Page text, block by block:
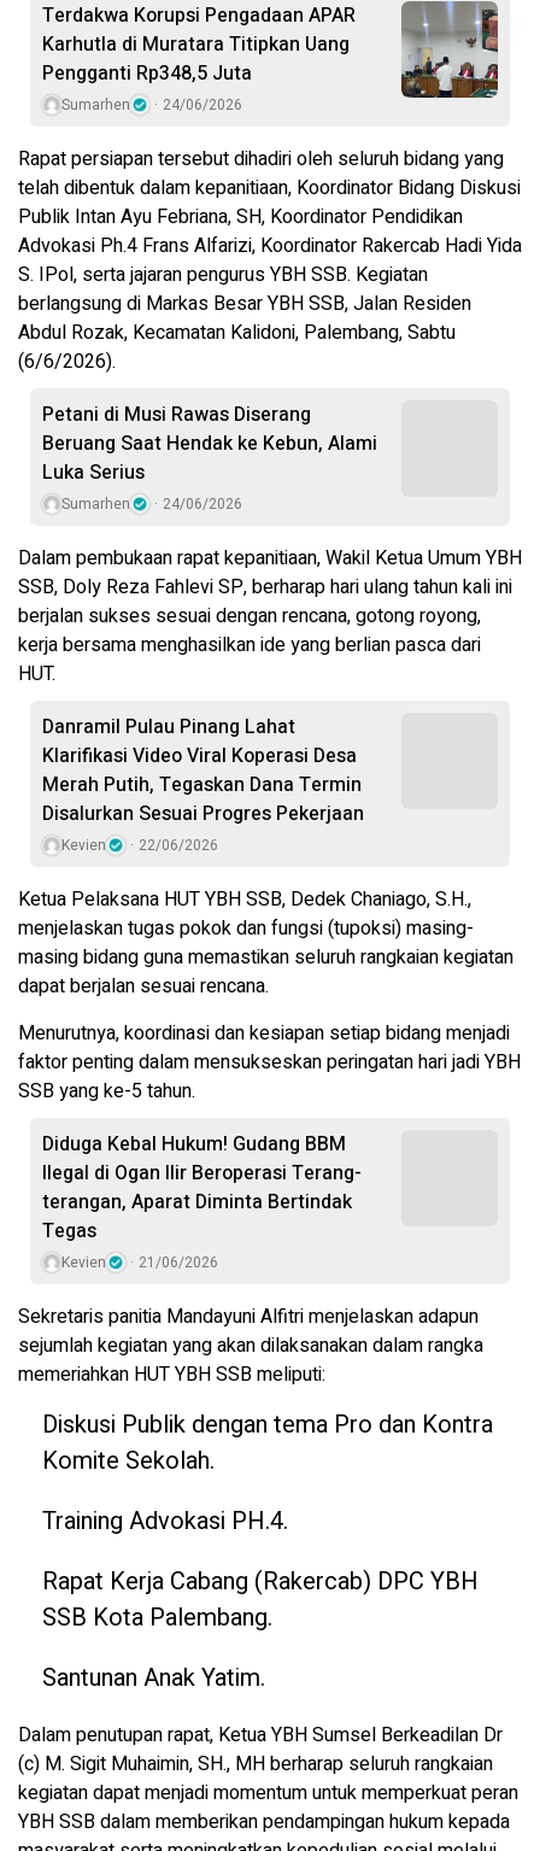
Terdakwa Korupsi Pengadaan APAR
Karhutla di Muratara Titipkan Uang
Pengganti Rp348,5 Juta
Sumarhen 24/06/2026
Rapat persiapan tersebut dihadiri oleh seluruh bidang yang
telah dibentuk dalam kepanitiaan, Koordinator Bidang Diskusi
Publik Intan Ayu Febriana, SH, Koordinator Pendidikan
Advokasi Ph.4 Frans Alfarizi, Koordinator Rakercab Hadi Yida
S. IPol, serta jajaran pengurus YBH SSB. Kegiatan
berlangsung di Markas Besar YBH SSB, Jalan Residen
Abdul Rozak, Kecamatan Kalidoni, Palembang, Sabtu
(6/6/2026).
Petani di Musi Rawas Diserang
Beruang Saat Hendak ke Kebun, Alami
Luka Serius
Sumarhen 24/06/2026
Dalam pembukaan rapat kepanitiaan, Wakil Ketua Umum YBH
SSB, Doly Reza Fahlevi SP, berharap hari ulang tahun kali ini
berjalan sukses sesuai dengan rencana, gotong royong,
kerja bersama menghasilkan ide yang berlian pasca dari
HUT.
Danramil Pulau Pinang Lahat
Klarifikasi Video Viral Koperasi Desa
Merah Putih, Tegaskan Dana Termin
Disalurkan Sesuai Progres Pekerjaan
Kevien 22/06/2026
Ketua Pelaksana HUT YBH SSB, Dedek Chaniago, S.H.,
menjelaskan tugas pokok dan fungsi (tupoksi) masing-
masing bidang guna memastikan seluruh rangkaian kegiatan
dapat berjalan sesuai rencana.
Menurutnya, koordinasi dan kesiapan setiap bidang menjadi
faktor penting dalam mensukseskan peringatan hari jadi YBH
SSB yang ke-5 tahun.
Diduga Kebal Hukum! Gudang BBM
Ilegal di Ogan Ilir Beroperasi Terang-
terangan, Aparat Diminta Bertindak
Tegas
Kevien 21/06/2026
Sekretaris panitia Mandayuni Alfitri menjelaskan adapun
sejumlah kegiatan yang akan dilaksanakan dalam rangka
memeriahkan HUT YBH SSB meliputi:
Diskusi Publik dengan tema Pro dan Kontra
Komite Sekolah.
Training Advokasi PH.4.
Rapat Kerja Cabang (Rakercab) DPC YBH
SSB Kota Palembang.
Santunan Anak Yatim.
Dalam penutupan rapat, Ketua YBH Sumsel Berkeadilan Dr
(c) M. Sigit Muhaimin, SH., MH berharap seluruh rangkaian
kegiatan dapat menjadi momentum untuk memperkuat peran
YBH SSB dalam memberikan pendampingan hukum kepada